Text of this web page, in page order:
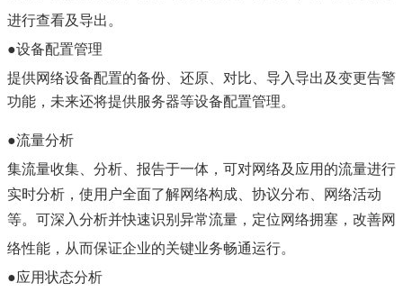
进行查看及导出。
●设备配置管理
提供网络设备配置的备份、还原、对比、导入导出及变更告警
功能，未来还将提供服务器等设备配置管理。
●流量分析
集流量收集、分析、报告于一体，可对网络及应用的流量进行
实时分析，使用户全面了解网络构成、协议分布、网络活动
等。可深入分析并快速识别异常流量，定位网络拥塞，改善网
络性能，从而保证企业的关键业务畅通运行。
●应用状态分析